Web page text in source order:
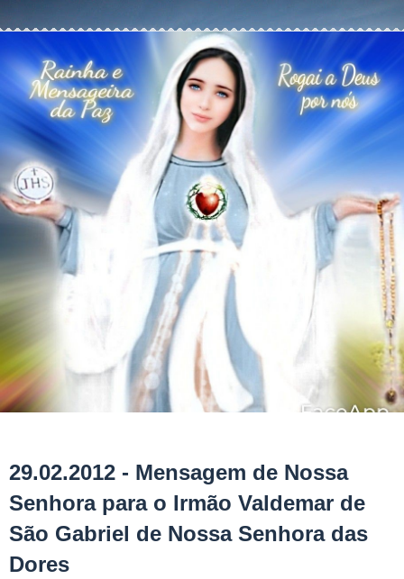
29.02.2012 - Mensagem de Nossa
Senhora para o Irmão Valdemar de
São Gabriel de Nossa Senhora das
Dores